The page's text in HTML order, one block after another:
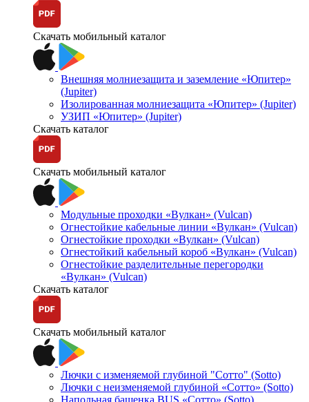
Скачать мобильный каталог
Внешняя молниезащита и заземление «Юпитер»
(Jupiter)
Изолированная молниезащита «Юпитер» (Jupiter)
УЗИП «Юпитер» (Jupiter)
Скачать каталог
Скачать мобильный каталог
Модульные проходки «Вулкан» (Vulcan)
Огнестойкие кабельные линии «Вулкан» (Vulcan)
Огнестойкие проходки «Вулкан» (Vulcan)
Огнестойкий кабельный короб «Вулкан» (Vulcan)
Огнестойкие разделительные перегородки
«Вулкан» (Vulcan)
Скачать каталог
Скачать мобильный каталог
Лючки с изменяемой глубиной "Сотто" (Sotto)
Лючки с неизменяемой глубиной «Сотто» (Sotto)
Напольная башенка BUS «Сотто» (Sotto)